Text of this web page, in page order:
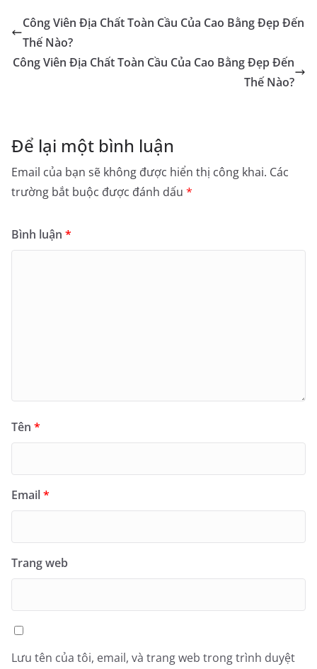
Công Viên Địa Chất Toàn Cầu Của Cao Bằng Đẹp Đến
Thế Nào?
Công Viên Địa Chất Toàn Cầu Của Cao Bằng Đẹp Đến
Thế Nào?
Để lại một bình luận
Email của bạn sẽ không được hiển thị công khai. Các
trường bắt buộc được đánh dấu *
Bình luận *
Tên *
Email*
Trang web
Lưu tên của tôi, email, và trang web trong trình duyệt